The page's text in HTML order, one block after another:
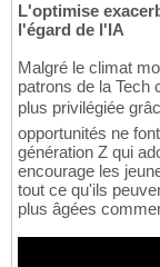
L'optimise
l'égard de l'IA
Malgré le climat
patrons de la Tech
plus privilégiée
opportunités ne
génération Z qui
encourage les
tout ce qu'ils
plus âgées